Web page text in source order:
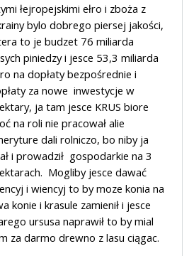
łejropejskimi ełro i zboża z
bylo dobrego piersej jakości,
to je budzet 76 miliarda
piniedzy i jesce 53,3 miliarda
na dopłaty bezpośrednie i
za nowe inwestycje w
ja tam jesce KRUS biore
na roli nie pracował alie
dali rolniczo, bo niby ja
i prowadził gospodarkie na 3
Mogliby jesce dawać
i wiencyj to by moze konia na
konie i krasule zamienił i jesce
ursusa naprawił to by mial
za darmo drewno z lasu ciągac.